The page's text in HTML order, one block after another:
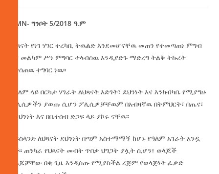
AMN- ግንቦት 5/2018 ዓ.ም
ሕጻናት የነገ ሃገር ተረካቢ ትዉልድ እንደመሆናቸዉ መጠን የተመጣጠነ ምግብ
እና መልካም ሥነ ምግባር ተላብሰዉ እንዲያድጉ ማድረግ ትልቅ ትኩረት
የተሰጠዉ ተግባር ነዉ፡፡
በዓለም ላይ በርካታ ሃገራት ለህጻናት እድገት፣ ደህንነት እና እንክብካቤ የሚያግዙ
ፖሊሲዎችን ያወጡ ሲሆን ፖሊሲዎቻቸዉም በአብዛኛዉ በትምህርት፣ በጤና፣
በደህንነት እና በቤተሰብ ድጋፍ ላይ ያኮሩ ናቸዉ፡፡
አይስላንድ ለህጻናት ደህንነት በጣም አስተማማኝ ከሆኑ የዓለም አገራት አንዷ
ነች፡፡ ጠንካራ የህጻናት መብት ጥበቃ ህግጋት ያሏት ሲሆን፣ ወላጆች
ለልጆቻቸው በቂ ጊዜ እንዲሰጡ የሚያስችል ረጅም የወላጅነት ፈቃድ